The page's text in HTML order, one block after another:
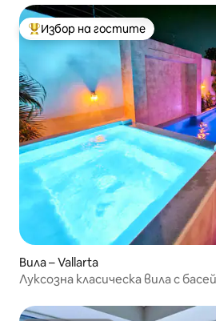
Най-популярен избор на гостите
Избор на гостите
Вила – Vallarta
Луксозна класическа вила с